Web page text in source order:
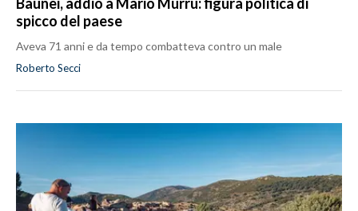
spicco del paese
Aveva 71 anni e da tempo combatteva contro un male
Roberto Secci